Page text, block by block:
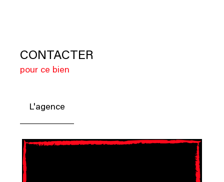
CONTACTER
pour ce bien
L'agence